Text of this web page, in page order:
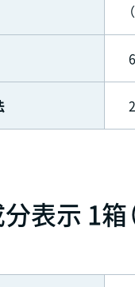
表示 1箱